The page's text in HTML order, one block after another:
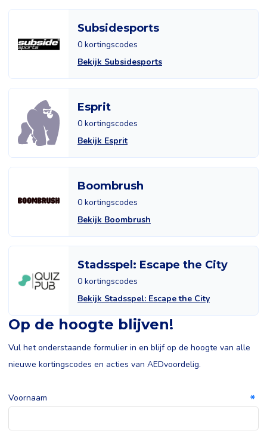
Subsidesports
0 kortingscodes
Bekijk Subsidesports
Esprit
0 kortingscodes
Bekijk Esprit
Boombrush
0 kortingscodes
Bekijk Boombrush
Stadsspel: Escape the City
0 kortingscodes
Bekijk Stadsspel: Escape the City
Op de hoogte blijven!
Vul het onderstaande formulier in en blijf op de hoogte van alle
nieuwe kortingscodes en acties van AEDvoordelig.
Voornaam